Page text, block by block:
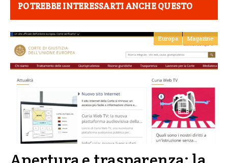
POTREBBE INTERESSARTI ANCHE QUESTO
Europa Magazine